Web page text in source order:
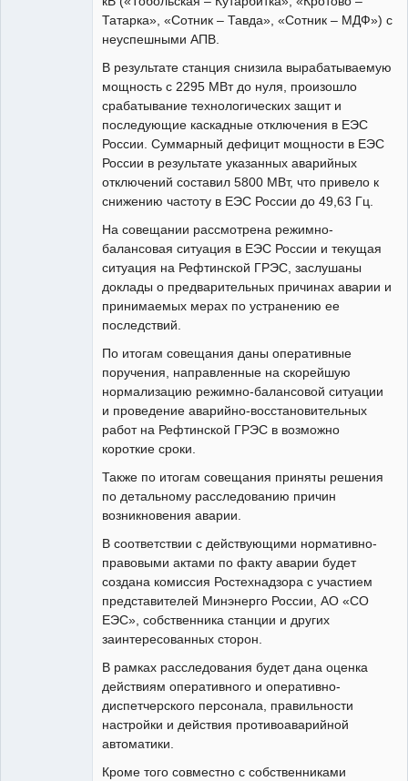
Татарка», «Сотник – Тавда», «Сотник – МДФ») с
неуспешными АПВ.
В результате станция снизила вырабатываемую
мощность с 2295 МВт до нуля, произошло
срабатывание технологических защит и
последующие каскадные отключения в ЕЭС
России. Суммарный дефицит мощности в ЕЭС
России в результате указанных аварийных
отключений составил 5800 МВт, что привело к
снижению частоту в ЕЭС России до 49,63 Гц.
На совещании рассмотрена режимно-
балансовая ситуация в ЕЭС России и текущая
ситуация на Рефтинской ГРЭС, заслушаны
доклады о предварительных причинах аварии и
принимаемых мерах по устранению ее
последствий.
По итогам совещания даны оперативные
поручения, направленные на скорейшую
нормализацию режимно-балансовой ситуации
и проведение аварийно-восстановительных
работ на Рефтинской ГРЭС в возможно
короткие сроки.
Также по итогам совещания приняты решения
по детальному расследованию причин
возникновения аварии.
В соответствии с действующими нормативно-
правовыми актами по факту аварии будет
создана комиссия Ростехнадзора с участием
представителей Минэнерго России, АО «СО
ЕЭС», собственника станции и других
заинтересованных сторон.
В рамках расследования будет дана оценка
действиям оперативного и оперативно-
диспетчерского персонала, правильности
настройки и действия противоаварийной
автоматики.
Кроме того совместно с собственниками